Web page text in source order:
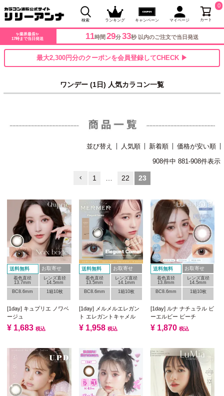
検索 ランキング キャンペーン マイページ カート
0
✨業界最長✨
17時まで当日発送
11時間 29分32秒 以内のご注文で当日発送
最大2,300円分のクーポンを会員登録してCHECK ▶
ワンデー (1日) 人気カラコン一覧
並び替え 人気順 新着順
価格が安い順
908件中 881-908件表示
1 22 23
送料無料 お取寄せ
着色直径
13.7mm
レンズ直径
14.5mm
BC8.6mm
1箱10枚
[1day] キュプリエ ノワベ
ージュ
¥ 1,683 税込
送料無料 お取寄せ
着色直径
13.5mm
レンズ直径
14.1mm
BC8.6mm
1箱10枚
[1day] メルメルエレガン
ト エレガントキャメル
¥ 1,958 税込
送料無料 お取寄せ
着色直径
13.8mm
レンズ直径
14.5mm
BC8.6mm
1箱10枚
[1day] ルナ ナチュラル ビ
ーエルビー ピーチ
¥ 1,870 税込